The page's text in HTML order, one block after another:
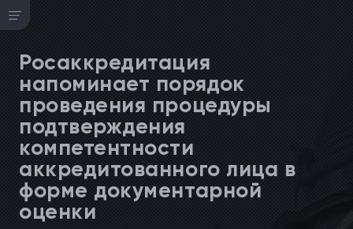
Росаккредитация
напоминает порядок
проведения процедуры
подтверждения
компетентности
аккредитованного лица в
форме документарной
оценки